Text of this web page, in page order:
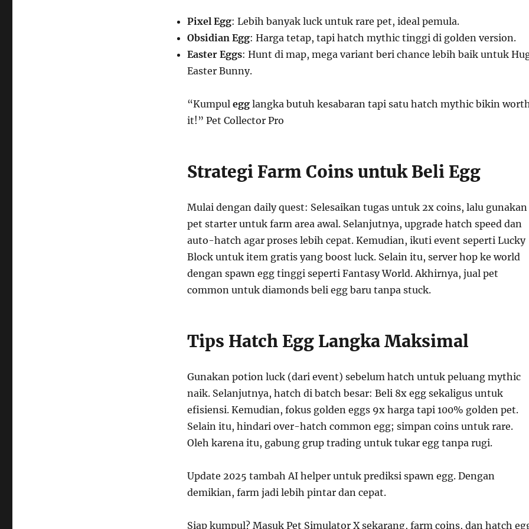
Pixel Egg: Lebih banyak luck untuk rare pet, ideal pemula.
Obsidian Egg: Harga tetap, tapi hatch mythic tinggi di golden version.
Easter Eggs: Hunt di map, mega variant beri chance lebih baik untuk
Easter Bunny.
“Kumpul egglangka butuh kesabaran tapi satu hatch mythic bikin
it!” Pet Collector Pro
Strategi Farm Coins untuk Beli Egg
Mulai dengan daily quest: Selesaikan tugas untuk 2x coins, lalu gunakan
pet starter untuk farm area awal. Selanjutnya, upgrade hatch speed dan
auto-hatch agar proses lebih cepat. Kemudian, ikuti event seperti Lucky
Block untuk item gratis yang boost luck. Selain itu, server hop ke world
dengan spawn egg tinggi seperti Fantasy World. Akhirnya, jual pet
common untuk diamonds beli egg baru tanpa stuck.
Tips Hatch Egg Langka Maksimal
Gunakan potion luck (dari event) sebelum hatch untuk peluang mythic
naik. Selanjutnya, hatch di batch besar: Beli 8x egg sekaligus untuk
efisiensi. Kemudian, fokus golden eggs 9x harga tapi 100% golden pet.
Selain itu, hindari over-hatch common egg; simpan coins untuk rare.
Oleh karena itu, gabung grup trading untuk tukar egg tanpa rugi.
Update 2025 tambah AI helper untuk prediksi spawn egg. Dengan
demikian, farm jadi lebih pintar dan cepat.
Siap kumpul? Masuk Pet Simulator X sekarang, farm coins, dan hatch